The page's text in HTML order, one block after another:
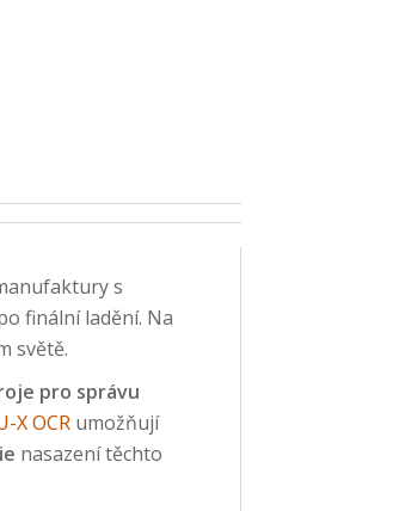
s
finální ladění. Na
světě.
pro správu
X OCR umožňují
nasazení těchto